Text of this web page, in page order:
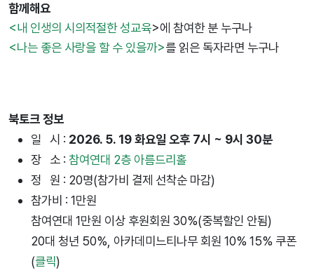
함께해요
<내 인생의 시의적절한 성교육>에 참여한 분 누구나
<나는 좋은 사랑을 할 수 있을까>를 읽은 독자라면 누구나
북토크 정보
일 시 : 2026. 5. 19 화요일 오후 7시 ~ 9시 30분
장 소 : 참여연대 2층 아름드리홀
정 원 : 20명(참가비 결제 선착순 마감)
참가비 : 1만원
참여연대 1만원 이상 후원회원 30%(중복할인 안됨)
20대 청년 50%, 아카데미느티나무 회원 10% 15% 쿠폰
(클릭)